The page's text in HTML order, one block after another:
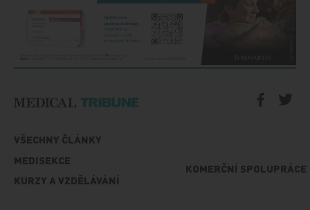
VŠECHNY ČLÁNKY
MEDISEKCE
KURZY A VZDĚLÁVÁNÍ
KOMERČNÍ SPOLUPRÁCE